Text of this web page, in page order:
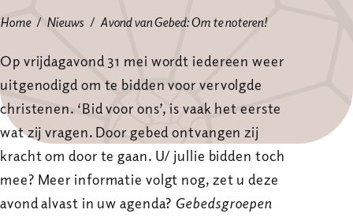
Home Nieuws Avond van Gebed: Om te noteren!
Op vrijdagavond 31 mei wordt iedereen weer
uitgenodigd om te bidden voor vervolgde
christenen. ‘Bid voor ons’, is vaak het eerste
wat zij vragen. Door gebed ontvangen zij
kracht om door te gaan. U/ jullie bidden toch
mee? Meer informatie volgt nog, zet u deze
avond alvast in uw agenda? Gebedsgroepen